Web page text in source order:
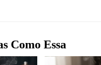
Como Essa